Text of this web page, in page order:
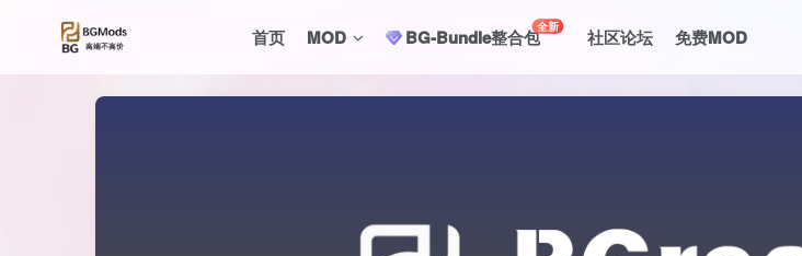
首页 MOD BG-Bundle整合包全新 社区论坛 免费MOD